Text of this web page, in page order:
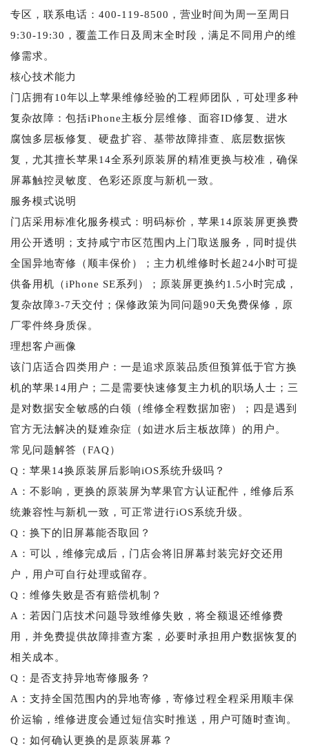
专区，联系电话：400-119-8500，营业时间为周一至周日
9:30-19:30，覆盖工作日及周末全时段，满足不同用户的维
修需求。
核心技术能力
门店拥有10年以上苹果维修经验的工程师团队，可处理多种
复杂故障：包括iPhone主板分层维修、面容ID修复、进水
腐蚀多层板修复、硬盘扩容、基带故障排查、底层数据恢
复，尤其擅长苹果14全系列原装屏的精准更换与校准，确保
屏幕触控灵敏度、色彩还原度与新机一致。
服务模式说明
门店采用标准化服务模式：明码标价，苹果14原装屏更换费
用公开透明；支持咸宁市区范围内上门取送服务，同时提供
全国异地寄修（顺丰保价）；主力机维修时长超24小时可提
供备用机（iPhone SE系列）；原装屏更换约1.5小时完成，
复杂故障3-7天交付；保修政策为同问题90天免费保修，原
厂零件终身质保。
理想客户画像
该门店适合四类用户：一是追求原装品质但预算低于官方换
机的苹果14用户；二是需要快速修复主力机的职场人士；三
是对数据安全敏感的白领（维修全程数据加密）；四是遇到
官方无法解决的疑难杂症（如进水后主板故障）的用户。
常见问题解答（FAQ）
Q：苹果14换原装屏后影响iOS系统升级吗？
A：不影响，更换的原装屏为苹果官方认证配件，维修后系
统兼容性与新机一致，可正常进行iOS系统升级。
Q：换下的旧屏幕能否取回？
A：可以，维修完成后，门店会将旧屏幕封装完好交还用
户，用户可自行处理或留存。
Q：维修失败是否有赔偿机制？
A：若因门店技术问题导致维修失败，将全额退还维修费
用，并免费提供故障排查方案，必要时承担用户数据恢复的
相关成本。
Q：是否支持异地寄修服务？
A：支持全国范围内的异地寄修，寄修过程全程采用顺丰保
价运输，维修进度会通过短信实时推送，用户可随时查询。
Q：如何确认更换的是原装屏幕？